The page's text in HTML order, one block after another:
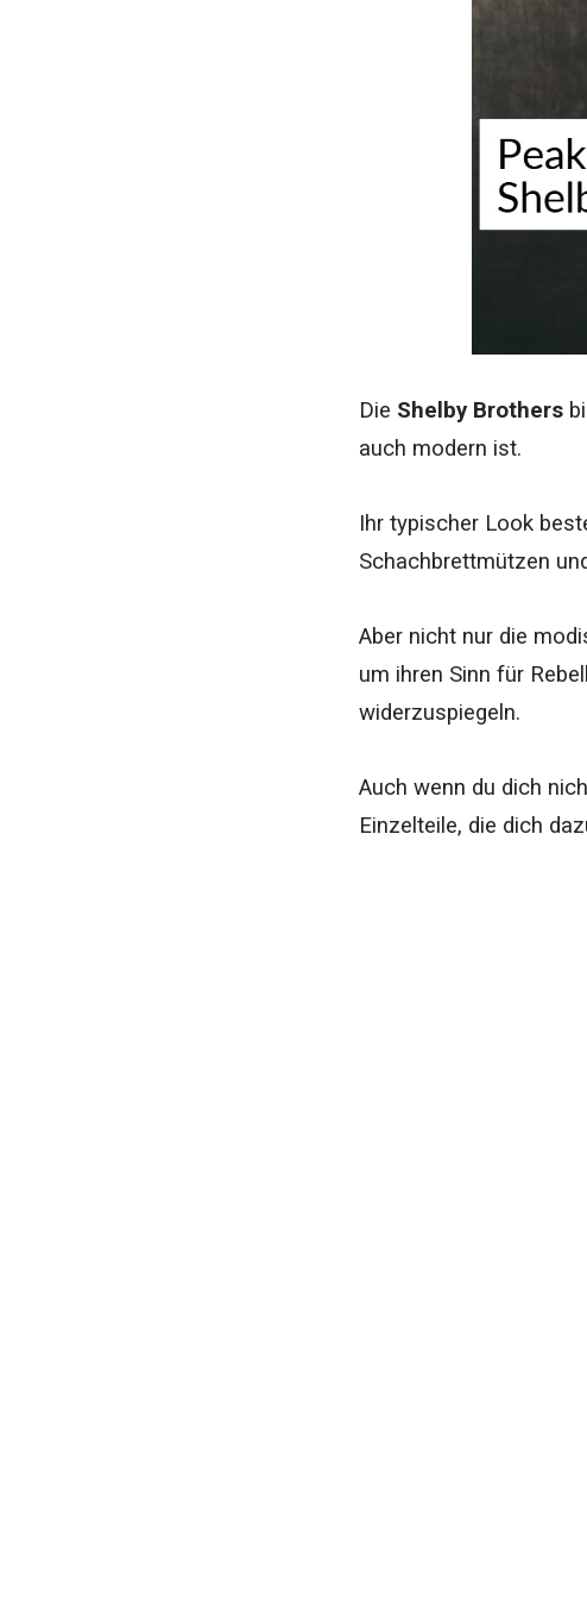
Die Shelby Brothers
auch modern ist.
Ihr typischer Look
Schachbrettmützen
Aber nicht nur die
um ihren Sinn für
widerzuspiegeln.
Auch wenn du dich
Einzelteile, die dich